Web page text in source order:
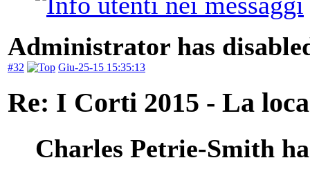
Administrator has
#32 Giu-25-15 15:35:13
Re: I Corti 2015 - La
Charles Petrie-Smith